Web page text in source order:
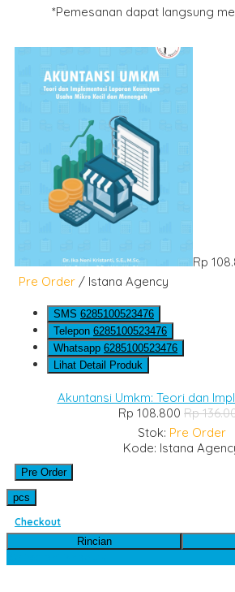
*Pemesanan dapat langsung
Rp
Pre Order / Istana Agency
SMS 6285100523476
Telepon 6285100523476
Whatsapp 6285100523476
Lihat Detail Produk
Akuntansi Umkm: Teori dan
Rp 108.800 Rp
Stok: Pre Order
Kode: Istana
Pre Order
pcs
Checkout
Rincian